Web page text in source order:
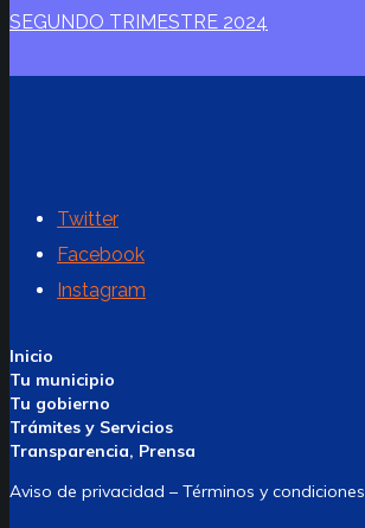
SEGUNDO TRIMESTRE 2024
Twitter
Facebook
Instagram
Inicio
Tu municipio
Tu gobierno
Trámites y Servicios
Transparencia, Prensa
Aviso de privacidad – Términos y condiciones